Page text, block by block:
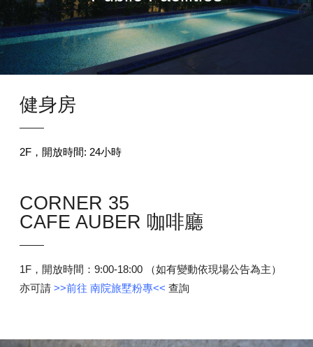
健身房
2F，開放時間: 24小時
CORNER 35
CAFE AUBER 咖啡廳
1F，開放時間：9:00-18:00 （如有變動依現場公告為主）
亦可請 >>前往 南院旅墅粉專<< 查詢